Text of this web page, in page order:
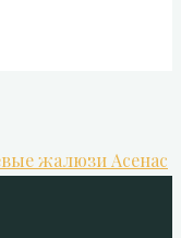
жалюзи Асенас